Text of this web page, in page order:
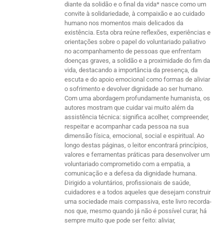
diante da solidão e o final da vida* nasce como um
convite à solidariedade, à compaixão e ao cuidado
humano nos momentos mais delicados da
existência. Esta obra reúne reflexões, experiências e
orientações sobre o papel do voluntariado paliativo
no acompanhamento de pessoas que enfrentam
doenças graves, a solidão e a proximidade do fim da
vida, destacando a importância da presença, da
escuta e do apoio emocional como formas de aliviar
o sofrimento e devolver dignidade ao ser humano.
Com uma abordagem profundamente humanista, os
autores mostram que cuidar vai muito além da
assistência técnica: significa acolher, compreender,
respeitar e acompanhar cada pessoa na sua
dimensão física, emocional, social e espiritual. Ao
longo destas páginas, o leitor encontrará princípios,
valores e ferramentas práticas para desenvolver um
voluntariado comprometido com a empatia, a
comunicação e a defesa da dignidade humana.
Dirigido a voluntários, profissionais de saúde,
cuidadores e a todos aqueles que desejam construir
uma sociedade mais compassiva, este livro recorda-
nos que, mesmo quando já não é possível curar, há
sempre muito que pode ser feito: aliviar,